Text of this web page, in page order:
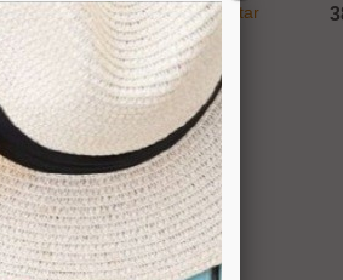
€ TTC Miroir Décoratif Star